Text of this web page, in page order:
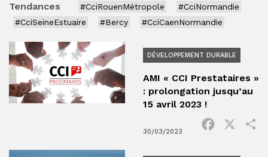
Tendances #CciRouenMétropole
#CciNormandie
#CciSeineEstuaire
#Bercy #CciCaenNormandie
DÉVELOPPEMENT DURABLE
AMI « CCI Prestataires »
: prolongation jusqu’au
15 avril 2023 !
30/03/2023
Facebook